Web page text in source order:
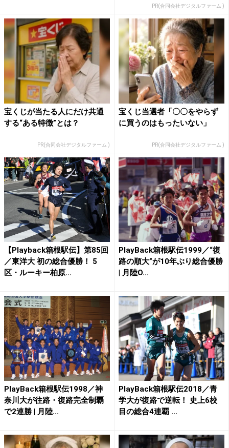
PR(合同会社デジタルファーム )
宝くじが当たる人にだけ共通
する“ある特徴”とは？
PR(合同会社デジタルファーム )
宝くじ当選者「〇〇をやらず
に買うのはもったいない」
PR(合同会社デジタルファーム )
【Playback箱根駅伝】第85回
／東洋大 初の総合優勝！ 5
区・ルーキー柏原...
PlayBack箱根駅伝1999／“復
路の順大”が10年ぶり総合優勝
| 月陸O...
PlayBack箱根駅伝1998／神
奈川大が往路・復路完全制覇
で2連勝 | 月陸...
PlayBack箱根駅伝2018／青
学大が復路で逆転！ 史上6校
目の総合4連覇 ...